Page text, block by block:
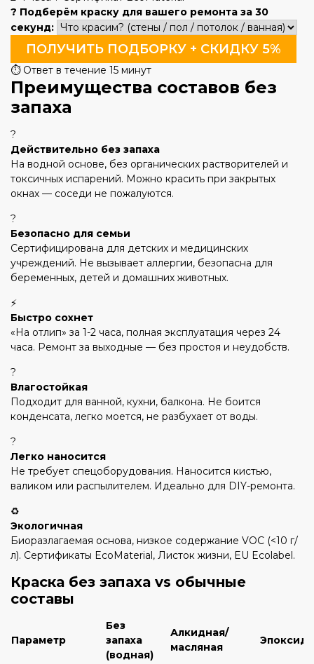
? Подберём краску для вашего ремонта за 30
секунд:
ПОЛУЧИТЬ ПОДБОРКУ + СКИДКУ 5%
⏱️ Ответ в течение 15 минут
Преимущества составов без
запаха
?️
Действительно без запаха
На водной основе, без органических растворителей и
токсичных испарений. Можно красить при закрытых
окнах — соседи не пожалуются.
?
Безопасно для семьи
Сертифицирована для детских и медицинских
учреждений. Не вызывает аллергии, безопасна для
беременных, детей и домашних животных.
⚡
Быстро сохнет
«На отлип» за 1-2 часа, полная эксплуатация через 24
часа. Ремонт за выходные — без простоя и неудобств.
?
Влагостойкая
Подходит для ванной, кухни, балкона. Не боится
конденсата, легко моется, не разбухает от воды.
?
Легко наносится
Не требует спецоборудования. Наносится кистью,
валиком или распылителем. Идеально для DIY-ремонта.
♻️
Экологичная
Биоразлагаемая основа, низкое содержание VOC (<10 г/
л). Сертификаты EcoMaterial, Листок жизни, EU Ecolabel.
Краска без запаха vs обычные
составы
Параметр
Без
запаха
(водная)
Алкидная/
масляная